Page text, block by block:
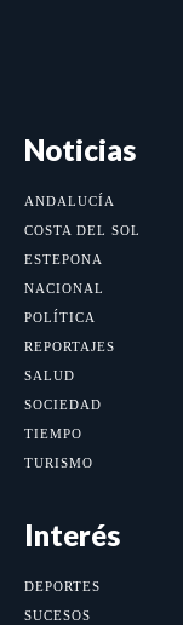
Noticias
ANDALUCÍA
COSTA DEL SOL
ESTEPONA
NACIONAL
POLÍTICA
REPORTAJES
SALUD
SOCIEDAD
TIEMPO
TURISMO
Interés
DEPORTES
SUCESOS